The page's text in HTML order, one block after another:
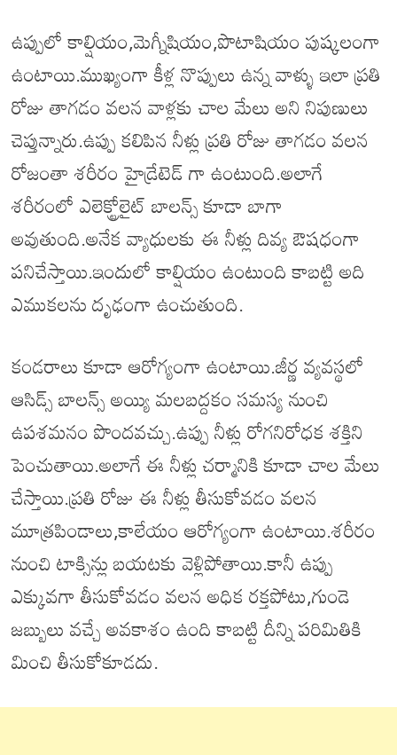
ఉప్పులో కాల్షియం,మెగ్నీషియం,పొటాషియం పుష్కలంగా
ఉంటాయి.ముఖ్యంగా కీళ్ల నొప్పులు ఉన్న వాళ్ళు ఇలా ప్రతి
రోజు తాగడం వలన వాళ్లకు చాల మేలు అని నిపుణులు
చెప్తున్నారు.ఉప్పు కలిపిన నీళ్లు ప్రతి రోజు తాగడం వలన
రోజంతా శరీరం హైడ్రేటెడ్ గా ఉంటుంది.అలాగే
శరీరంలో ఎలెక్ట్రోలైట్ బాలన్స్ కూడా బాగా
అవుతుంది.అనేక వ్యాధులకు ఈ నీళ్లు దివ్య ఔషధంగా
పనిచేస్తాయి.ఇందులో కాల్షియం ఉంటుంది కాబట్టి అది
ఎముకలను దృఢంగా ఉంచుతుంది.
కండరాలు కూడా ఆరోగ్యంగా ఉంటాయి.జీర్ణ వ్యవస్థలో
ఆసిడ్స్ బాలన్స్ అయ్యి మలబద్దకం సమస్య నుంచి
ఉపశమనం పొందవచ్చు.ఉప్పు నీళ్లు రోగనిరోధక శక్తిని
పెంచుతాయి.అలాగే ఈ నీళ్లు చర్మానికి కూడా చాల మేలు
చేస్తాయి.ప్రతి రోజు ఈ నీళ్లు తీసుకోవడం వలన
మూత్రపిండాలు,కాలేయం ఆరోగ్యంగా ఉంటాయి.శరీరం
నుంచి టాక్సిన్లు బయటకు వెళ్లిపోతాయి.కానీ ఉప్పు
ఎక్కువగా తీసుకోవడం వలన అధిక రక్తపోటు,గుండె
జబ్బులు వచ్చే అవకాశం ఉంది కాబట్టి దీన్ని పరిమితికి
మించి తీసుకోకూడదు.